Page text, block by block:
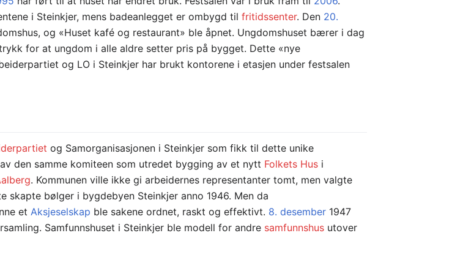
i Steinkjer, mens badeanlegget er ombygd tilfritidssenter. Den 20.
og «Huset kafé og restaurant» ble åpnet. Ungdomshuset bærer i dag
for at ungdom i alle aldre setter pris på bygget. Dette «nye
og LO i Steinkjer har brukt kontorene i etasjen under festsalen
og Samorganisasjonen i Steinkjer som fikk til dette unike
den samme komiteen som utredet bygging av et nytt Folkets Hus i
. Kommunen ville ikke gi arbeidernes representanter tomt, men valgte
skapte bølger i bygdebyen Steinkjer anno 1946. Men da
etAksjeselskap ble sakene ordnet, raskt og effektivt. 8. desember 1947
Samfunnshuset i Steinkjer ble modell for andre samfunnshus utover